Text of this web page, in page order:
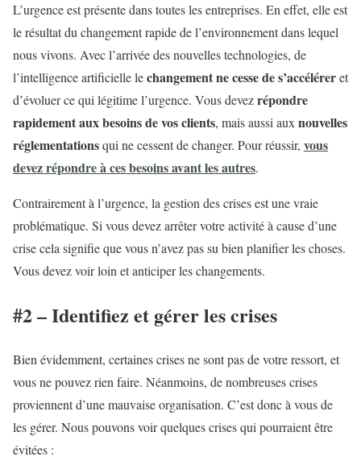
L’urgence est présente dans toutes les entreprises. En effet, elle est
le résultat du changement rapide de l’environnement dans lequel
nous vivons. Avec l’arrivée des nouvelles technologies, de
l’intelligence artificielle lechangement ne cesse de s’accéléreret
d’évoluer ce qui légitime l’urgence. Vous devezrépondre
rapidement aux besoins de vos clients, mais aussi auxnouvelles
réglementationsqui ne cessent de changer. Pour réussir, vous
devez répondre à ces besoins avant les autres.
Contrairement à l’urgence, la gestion des crises est une vraie
problématique. Si vous devez arrêter votre activité à cause d’une
crise cela signifie que vous n’avez pas su bien planifier les choses.
Vous devez voir loin et anticiper les changements.
#2 – Identifiez et gérer les crises
Bien évidemment, certaines crises ne sont pas de votre ressort, et
vous ne pouvez rien faire. Néanmoins, de nombreuses crises
proviennent d’une mauvaise organisation. C’est donc à vous de
les gérer. Nous pouvons voir quelques crises qui pourraient être
évitées :